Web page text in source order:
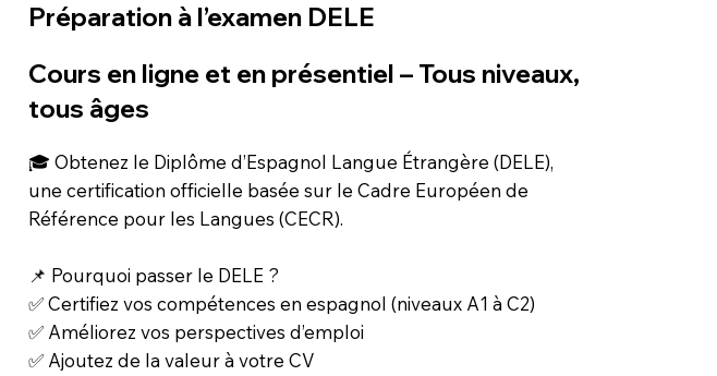
Préparation à l’examen DELE
Cours en ligne et en présentiel – Tous niveaux,
tous âges
🎓 Obtenez le Diplôme d’Espagnol Langue Étrangère (DELE),
une certification officielle basée sur le Cadre Européen de
Référence pour les Langues (CECR).
📌 Pourquoi passer le DELE ?
✅ Certifiez vos compétences en espagnol (niveaux A1 à C2)
✅ Améliorez vos perspectives d’emploi
✅ Ajoutez de la valeur à votre CV